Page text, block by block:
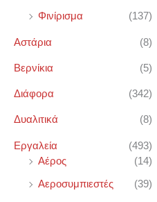
:
Φινίρισμα
(137)
Αστάρια (8)
Βερνίκια (5)
Διάφορα (342)
Δυαλιτικά (8)
Εργαλεία
(493)
Αέρος
(14)
Αεροσυμπιεστές
(39)